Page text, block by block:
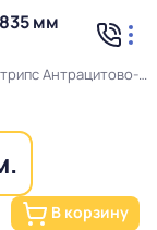
мм
Штрипс Антрацитово-серый 835 мм (0.45мм) Опт
В корзину